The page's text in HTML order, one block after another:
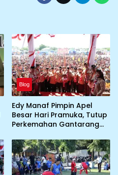
Blog
Edy Manaf Pimpin Apel
Besar Hari Pramuka, Tutup
Perkemahan Gantarang
Jamnas XII 2026